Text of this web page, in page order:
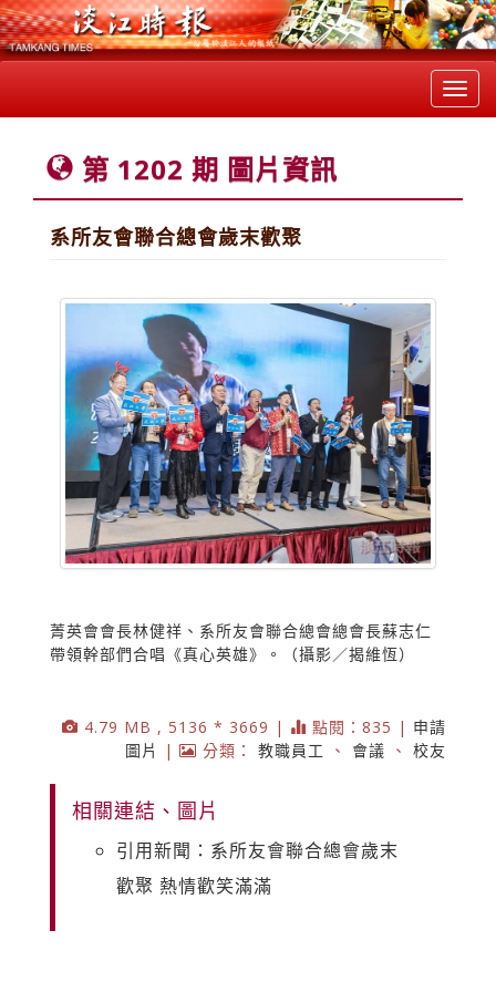
第 1202 期 圖片資訊
系所友會聯合總會歲末歡聚
菁英會會長林健祥、系所友會聯合總會總會長蘇志仁
帶領幹部們合唱《真心英雄》。（攝影／揭維恆）
4.79 MB , 5136 * 3669 | 點閱：835 | 申請
圖片
| 分類： 教職員工 、 會議 、 校友
相關連結、圖片
引用新聞：系所友會聯合總會歲末
歡聚 熱情歡笑滿滿